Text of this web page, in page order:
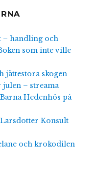
– handling och
som inte ville
jättestora skogen
– streama
Barna Hedenhös på
Konsult
och krokodilen